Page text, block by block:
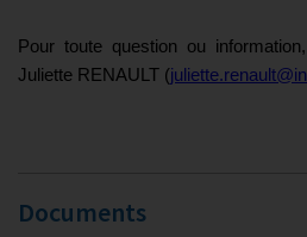
Pour toute question ou
Juliette RENAULT (
Documents